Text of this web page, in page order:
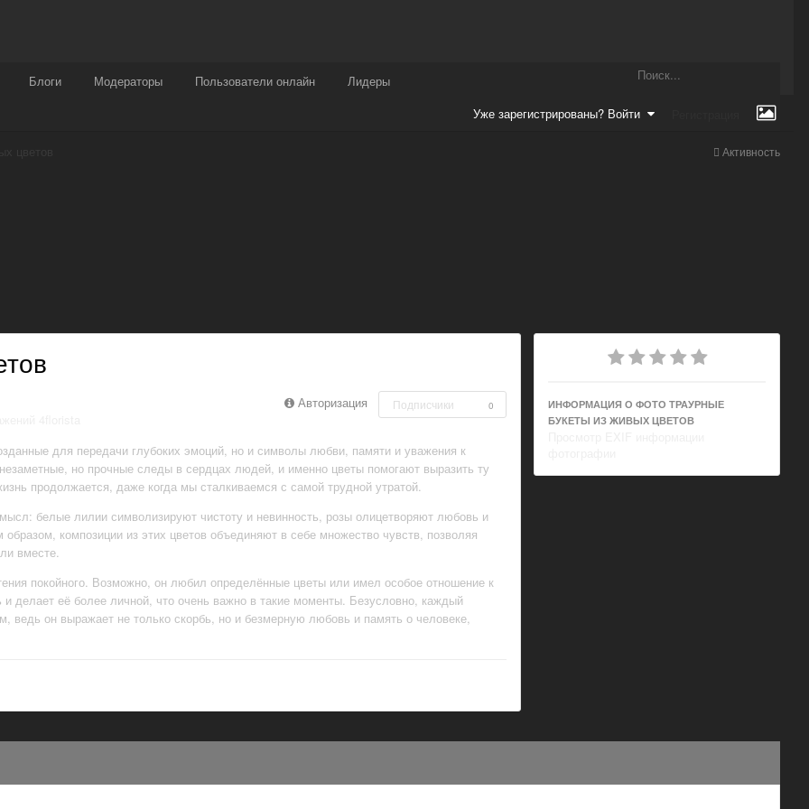
Блоги Модераторы Пользователи онлайн Лидеры
Награды Чат Больше
Уже зарегистрированы? Войти
Активность
Авторизация Подписчики 0
для передачи глубоких эмоций, но и символы любви, памяти и уважения к
но прочные следы в сердцах людей, и именно цветы помогают выразить ту
продолжается, даже когда мы сталкиваемся с самой трудной утратой.
белые лилии символизируют чистоту и невинность, розы олицетворяют любовь и
композиции из этих цветов объединяют в себе множество чувств, позволяя
вместе.
покойного. Возможно, он любил определённые цветы или имел особое отношение к
делает её более личной, что очень важно в такие моменты. Безусловно, каждый
он выражает не только скорбь, но и безмерную любовь и память о человеке,
ИНФОРМАЦИЯ О ФОТО ТРАУРНЫЕ
БУКЕТЫ ИЗ ЖИВЫХ ЦВЕТОВ